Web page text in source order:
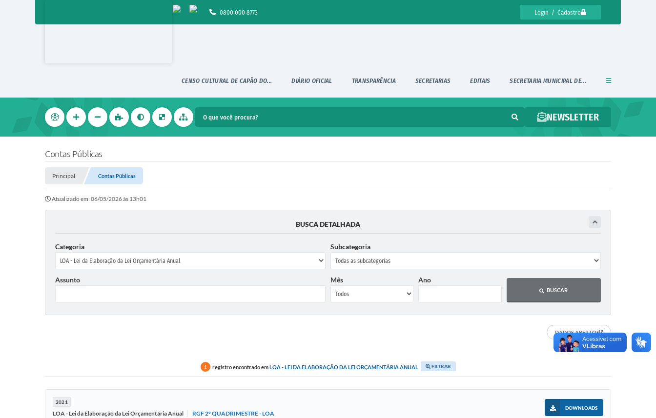
Login / Cadastro
0800 000 8773
CENSO CULTURAL DE CAPÃO DO... DIÁRIO OFICIAL TRANSPARÊNCIA SECRETARIAS EDITAIS SECRETARIA MUNICIPAL DE...
NEWSLETTER
Contas Públicas
Principal Contas Públicas
Atualizado em: 06/05/2026 às 13h01
BUSCA DETALHADA
Categoria Subcategoria
Assunto Mês Ano
BUSCAR
DADOS ABERTOS
1 registro encontrado emLOA - LEI DA ELABORAÇÃO DA LEI ORÇAMENTÁRIA ANUAL FILTRAR
2021
LOA - Lei da Elaboração da Lei Orçamentária Anual RGF 2º QUADRIMESTRE - LOA
DOWNLOADS